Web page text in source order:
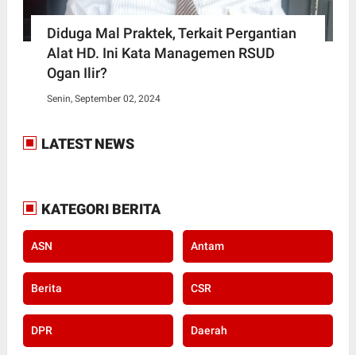
Diduga Mal Praktek, Terkait Pergantian
Alat HD. Ini Kata Managemen RSUD
Ogan Ilir?
Senin, September 02, 2024
LATEST NEWS
KATEGORI BERITA
ASN Antam
Berita CSR
DPR Daerah